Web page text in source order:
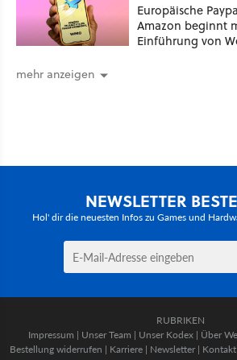
Europäische
Amazon beginnt
Einführung von
mehr anzeigen
NEWSLETTER
Hol' dir die neuesten Infos zu Games und
RUBRIKEN
Impressum | Unser Team | Unser Kodex | Über
Bestellung widerrufen | Karriere | Newsletter | Kontakt